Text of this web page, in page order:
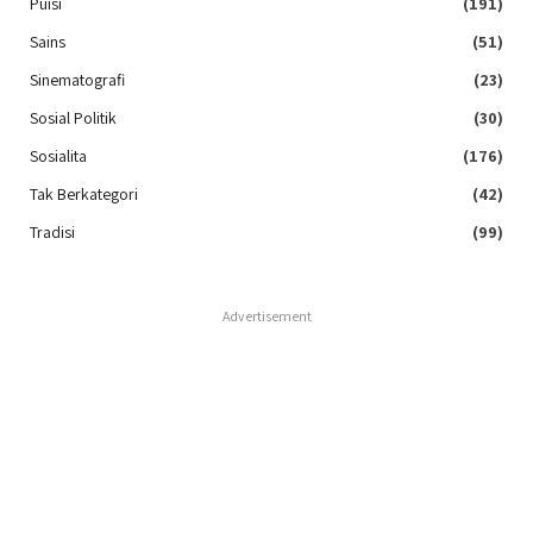
Sains
(51)
Sinematografi
(23)
Sosial Politik
(30)
Sosialita
(176)
Tak Berkategori
(42)
Tradisi
(99)
Advertisement